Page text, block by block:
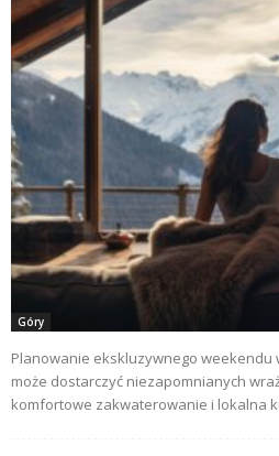
Góry
Planowanie ekskluzywnego weekendu
może dostarczyć niezapomnianych
komfortowe zakwaterowanie i lokalna